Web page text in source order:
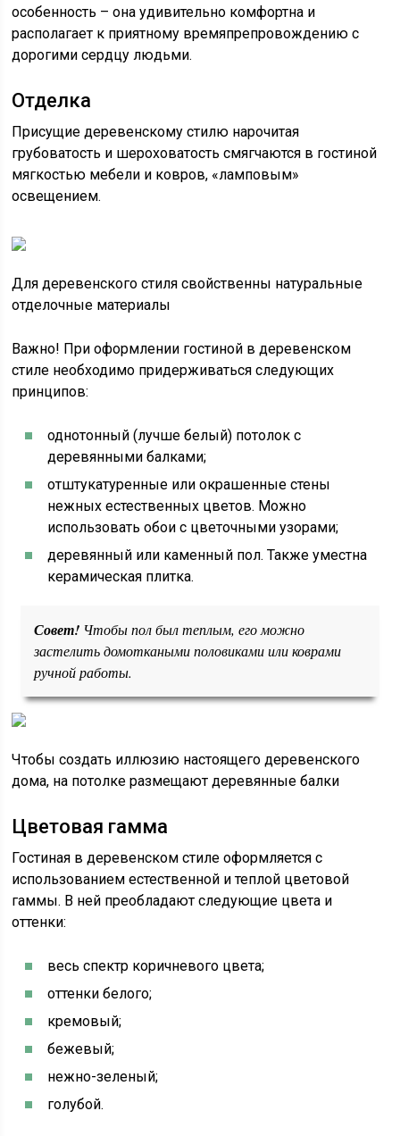
особенность – она удивительно комфортна и
располагает к приятному времяпрепровождению с
дорогими сердцу людьми.
Отделка
Присущие деревенскому стилю нарочитая
грубоватость и шероховатость смягчаются в гостиной
мягкостью мебели и ковров, «ламповым»
освещением.
Для деревенского стиля свойственны натуральные
отделочные материалы
Важно! При оформлении гостиной в деревенском
стиле необходимо придерживаться следующих
принципов:
однотонный (лучше белый) потолок с
деревянными балками;
отштукатуренные или окрашенные стены
нежных естественных цветов. Можно
использовать обои с цветочными узорами;
деревянный или каменный пол. Также уместна
керамическая плитка.
Совет! Чтобы пол был теплым, его можно
застелить домоткаными половиками или коврами
ручной работы.
Чтобы создать иллюзию настоящего деревенского
дома, на потолке размещают деревянные балки
Цветовая гамма
Гостиная в деревенском стиле оформляется с
использованием естественной и теплой цветовой
гаммы. В ней преобладают следующие цвета и
оттенки:
весь спектр коричневого цвета;
оттенки белого;
кремовый;
бежевый;
нежно-зеленый;
голубой.